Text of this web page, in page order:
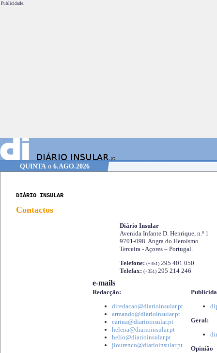
Publicidade.
QUINTAo 6.AGO.2026
DIÁRIO INSULAR
Contactos
Diário Insular
Avenida Infante D. Henrique, n.º 1
9701-098 Angra do Heroísmo
Terceira - Açores – Portugal.
Telefone: (+351) 295 401 050
Telefax: (+351) 295 214 246
e-mails
Redacção:
diredacao@diarioinsular.pt
armando@diarioinsular.pt
carina@diarioinsular.pt
helena@diarioinsular.pt
helio@diarioinsular.pt
jlourenco@diarioinsular.pt
Geral:
Opinião